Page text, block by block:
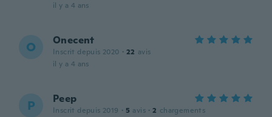
il y a 4 ans
O Onecent
Inscrit depuis 2020 · 22 avis
il y a 4 ans
P Peep
Inscrit depuis 2019 · 5 avis · 2 chargements